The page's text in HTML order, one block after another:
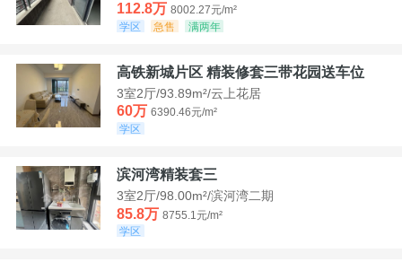
112.8万 8002.27元/m²
学区
急售 满两年
高铁新城片区 精装修套三带花园送车位
3室2厅/93.89m²/云上花居
60万 6390.46元/m²
学区
滨河湾精装套三
3室2厅/98.00m²/滨河湾二期
85.8万 8755.1元/m²
学区